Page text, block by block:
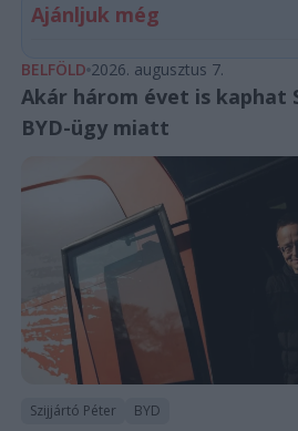
Ajánljuk még
BELFÖLD 2026. augusztus 7.
Akár három évet is kaphat
BYD-ügy miatt
Szijjártó Péter BYD